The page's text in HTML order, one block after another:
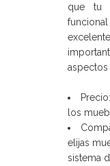
que tu
los
elijas
sistema